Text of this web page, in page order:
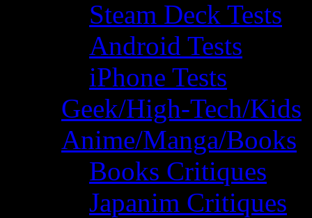
Steam Deck Tests
Android Tests
iPhone Tests
Geek/High-Tech/Kids
Anime/Manga/Books
Books Critiques
Japanim Critiques